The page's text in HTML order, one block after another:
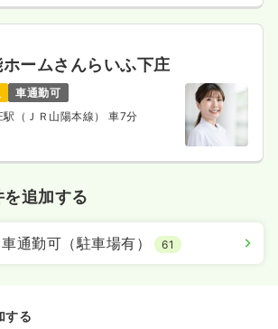
ームさんらいふ下庄
車通勤可
駅（ＪＲ山陽本線） 車7分
を追加する
車通勤可（駐車場有） 61
する